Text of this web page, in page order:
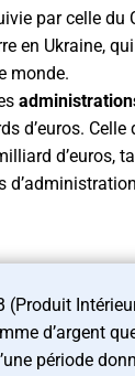
par celle du
en Ukraine,
monde.
d’euros. Celle
d’euros,
(Produit
d’argent
période